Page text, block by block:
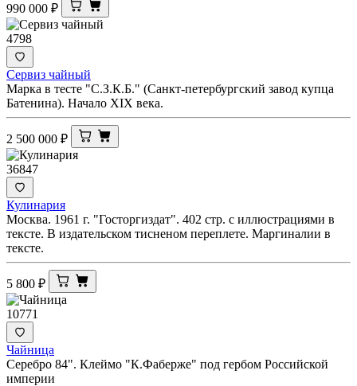
990 000 ₽
4798
Сервиз чайный
Марка в тесте "С.З.К.Б." (Санкт-петербургский завод купца
Батенина). Начало XIX века.
2 500 000 ₽
36847
Кулинария
Москва. 1961 г. "Госторгиздат". 402 стр. с иллюстрациями в
тексте. В издательском тисненом переплете. Маргиналии в
тексте.
5 800 ₽
10771
Чайница
Серебро 84". Клеймо "К.Фаберже" под гербом Российской
империи